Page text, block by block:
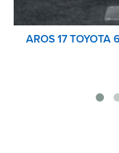
AROS 17 TOYOTA